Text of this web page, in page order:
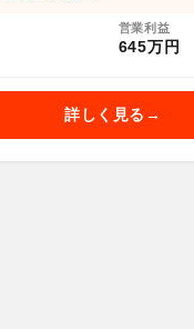
営業利益
645万円
詳しく見る